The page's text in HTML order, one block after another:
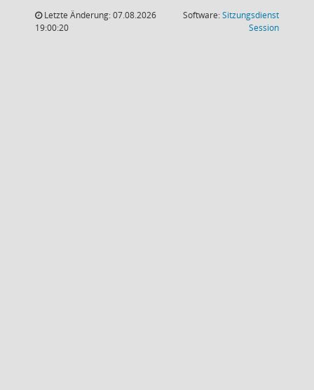
Letzte Änderung: 07.08.2026
19:00:20
Software:Sitzungsdienst
Session(Wird in